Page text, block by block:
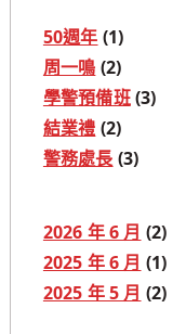
50週年 (1)
周一鳴 (2)
學警預備班(3)
結業禮 (2)
警務處長 (3)
2026 年 6 月 (2)
2025 年 6 月 (1)
2025 年 5 月 (2)